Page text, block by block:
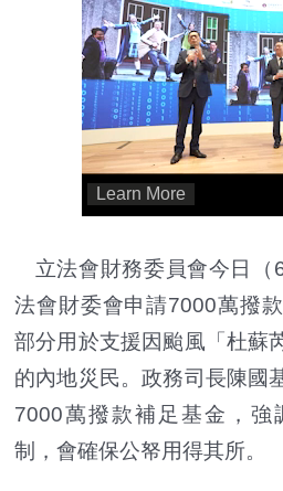
立法會財務委員會今日（
法會財委會申請7000萬撥
部分用於支援因颱風「杜蘇
的內地災民。政務司長陳國
7000萬撥款補足基金，強
制，會確保公帑用得其所。